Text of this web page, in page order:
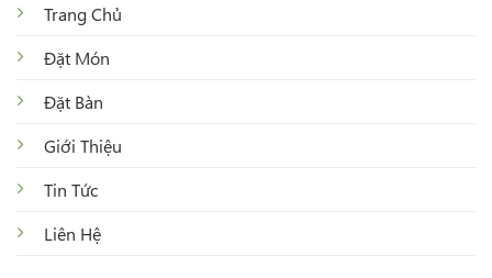
Trang Chủ
Đặt Món
Đặt Bàn
Giới Thiệu
Tin Tức
Liên Hệ